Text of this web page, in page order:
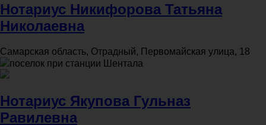
Нотариус Никифорова Татьяна
Николаевна
Самарская область, Отрадный, Первомайская улица, 18
поселок при станции Шентала
Нотариус Якупова Гульназ
Равилевна